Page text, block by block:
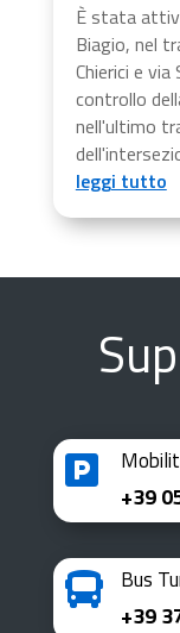
È stata
Biagio, nel
Chierici e
controllo
nell'ultimo
leggi tutto

+39
 Bus
+39